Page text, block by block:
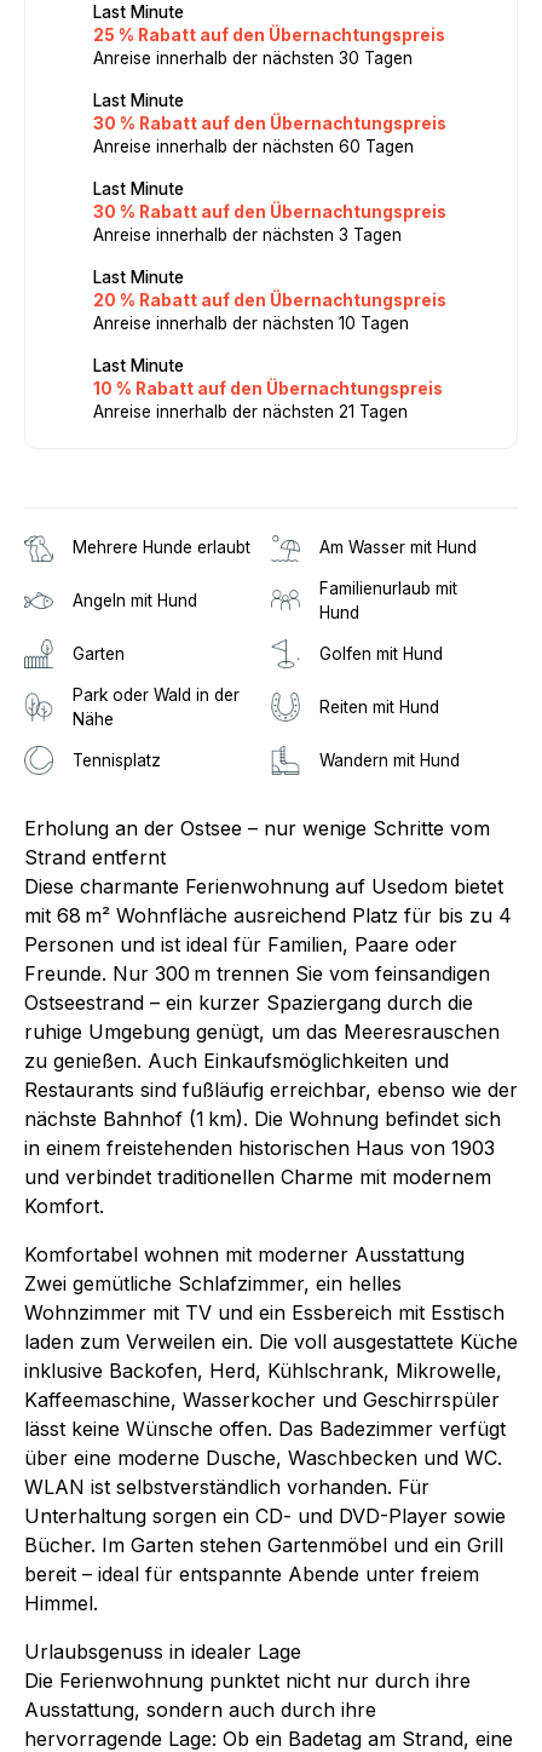
Last Minute
25 % Rabatt auf den Übernachtungspreis
Anreise innerhalb der nächsten 30 Tagen
Last Minute
30 % Rabatt auf den Übernachtungspreis
Anreise innerhalb der nächsten 60 Tagen
Last Minute
30 % Rabatt auf den Übernachtungspreis
Anreise innerhalb der nächsten 3 Tagen
Last Minute
20 % Rabatt auf den Übernachtungspreis
Anreise innerhalb der nächsten 10 Tagen
Last Minute
10 % Rabatt auf den Übernachtungspreis
Anreise innerhalb der nächsten 21 Tagen
Mehrere Hunde erlaubt Am Wasser mit Hund
Angeln mit Hund
Familienurlaub mit
Hund
Garten Golfen mit Hund
Park oder Wald in der
Nähe
Reiten mit Hund
Tennisplatz Wandern mit Hund
Erholung an der Ostsee – nur wenige Schritte vom
Strand entfernt
Diese charmante Ferienwohnung auf Usedom bietet
mit 68 m² Wohnfläche ausreichend Platz für bis zu 4
Personen und ist ideal für Familien, Paare oder
Freunde. Nur 300 m trennen Sie vom feinsandigen
Ostseestrand – ein kurzer Spaziergang durch die
ruhige Umgebung genügt, um das Meeresrauschen
zu genießen. Auch Einkaufsmöglichkeiten und
Restaurants sind fußläufig erreichbar, ebenso wie der
nächste Bahnhof (1 km). Die Wohnung befindet sich
in einem freistehenden historischen Haus von 1903
und verbindet traditionellen Charme mit modernem
Komfort.
Komfortabel wohnen mit moderner Ausstattung
Zwei gemütliche Schlafzimmer, ein helles
Wohnzimmer mit TV und ein Essbereich mit Esstisch
laden zum Verweilen ein. Die voll ausgestattete Küche
inklusive Backofen, Herd, Kühlschrank, Mikrowelle,
Kaffeemaschine, Wasserkocher und Geschirrspüler
lässt keine Wünsche offen. Das Badezimmer verfügt
über eine moderne Dusche, Waschbecken und WC.
WLAN ist selbstverständlich vorhanden. Für
Unterhaltung sorgen ein CD- und DVD-Player sowie
Bücher. Im Garten stehen Gartenmöbel und ein Grill
bereit – ideal für entspannte Abende unter freiem
Himmel.
Urlaubsgenuss in idealer Lage
Die Ferienwohnung punktet nicht nur durch ihre
Ausstattung, sondern auch durch ihre
hervorragende Lage: Ob ein Badetag am Strand, eine